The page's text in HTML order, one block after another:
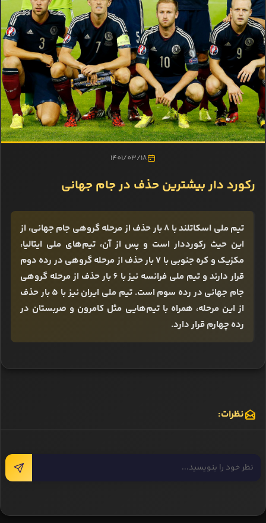
1401/03/18
رکورد دار بیشترین حذف در جام جهانی
تیم ملی اسکاتلند با 8 بار حذف از مرحله گروهی جام جهانی، از
این حیث رکورددار است و پس از آن، تیم‌های ملی ایتالیا،
مکزیک و کره جنوبی با 7 بار حذف از مرحله گروهی در رده دوم
قرار دارند و تیم ملی فرانسه نیز با 6 بار حذف از مرحله گروهی
جام جهانی در رده سوم است. تیم ملی ایران نیز با 5 بار حذف
از این مرحله، همراه با تیم‌هایی مثل کامرون و صربستان در
رده چهارم قرار دارد.
نظرات: